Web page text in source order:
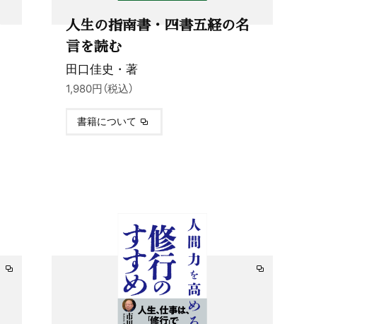
人生の指南書・四書五経の名
言を読む
田口佳史・著
1,980円（税込）
書籍について